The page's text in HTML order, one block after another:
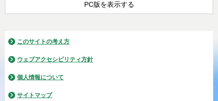
PC版を表示する
このサイトの考え方
ウェブアクセシビリティ方針
個人情報について
サイトマップ